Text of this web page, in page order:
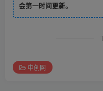
会第一时间更新。
中创网